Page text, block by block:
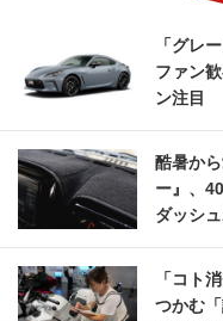
「グレ
ファン
ン注目
酷暑か
ー』、
ダッシ
「コト
つかむ